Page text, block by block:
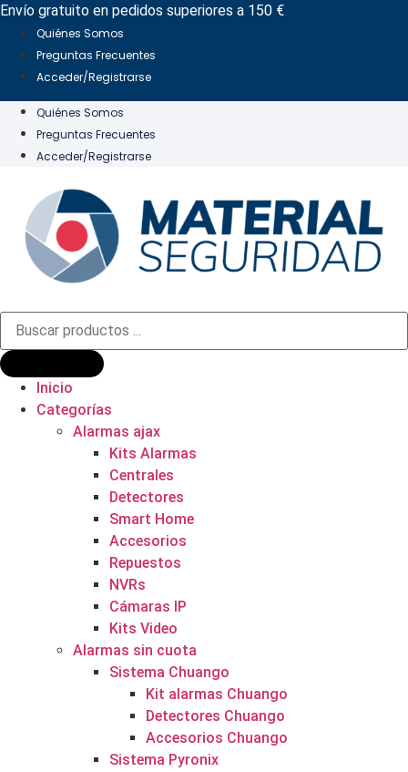
Ir
contenido
Envío gratuito en pedidos superiores a 150 €
Quiénes Somos
Preguntas Frecuentes
Acceder/Registrarse
Quiénes Somos
Preguntas Frecuentes
Acceder/Registrarse
Búsqueda
productos
Inicio
Categorías
Alarmas ajax
Kits Alarmas
Centrales
Detectores
Smart Home
Accesorios
Repuestos
NVRs
Cámaras IP
Kits Video
Alarmas sin cuota
Sistema Chuango
Kit alarmas Chuango
Detectores Chuango
Accesorios Chuango
Sistema Pyronix